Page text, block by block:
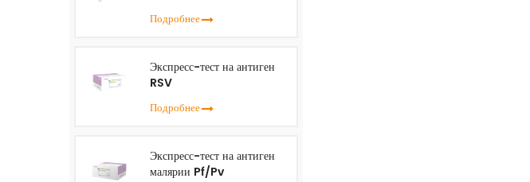
Подробнее
Экспресс-тест на антиген
RSV
Подробнее
Экспресс-тест на антиген
малярии Pf/Pv